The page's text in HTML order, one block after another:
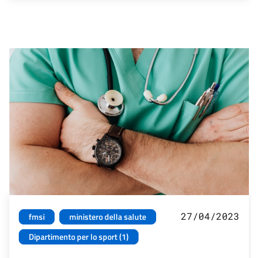
fmsi
ministero della salute
Dipartimento per lo sport (1)
27/04/2023